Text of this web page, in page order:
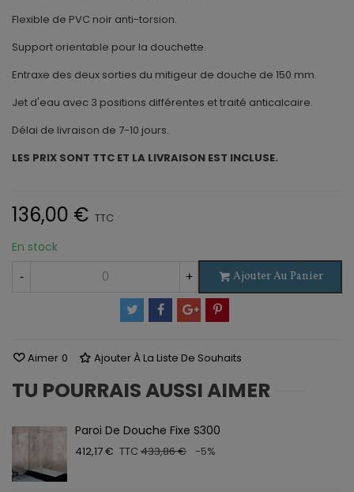
Flexible de PVC noir anti-torsion.
Support orientable pour la douchette.
Entraxe des deux sorties du mitigeur de douche de 150 mm.
Jet d'eau avec 3 positions différentes et traité anticalcaire.
Délai de livraison de 7-10 jours.
LES PRIX SONT TTC ET LA LIVRAISON EST INCLUSE.
136,00 € TTC
En stock
- + Ajouter Au Panier
Aimer 0 Ajouter À La Liste De Souhaits
TU POURRAIS AUSSI AIMER
Paroi De Douche Fixe S300
412,17 € TTC 433,86 € -5%